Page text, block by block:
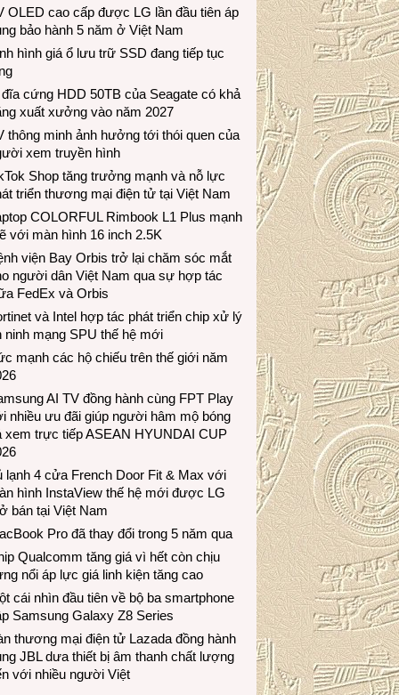
OLED cao cấp được LG lần đầu tiên áp
bảo hành 5 năm ở Việt Nam
hình giá ổ lưu trữ SSD đang tiếp tục
cứng HDD 50TB của Seagate có khả
xuất xưởng vào năm 2027
thông minh ảnh hưởng tới thói quen của
xem truyền hình
Shop tăng trưởng mạnh và nỗ lực
triển thương mại điện tử tại Việt Nam
COLORFUL Rimbook L1 Plus mạnh
với màn hình 16 inch 2.5K
viện Bay Orbis trở lại chăm sóc mắt
người dân Việt Nam qua sự hợp tác
FedEx và Orbis
và Intel hợp tác phát triển chip xử lý
ninh mạng SPU thế hệ mới
mạnh các hộ chiếu trên thế giới năm
AI TV đồng hành cùng FPT Play
nhiều ưu đãi giúp người hâm mộ bóng
xem trực tiếp ASEAN HYUNDAI CUP
lạnh 4 cửa French Door Fit & Max với
hình InstaView thế hệ mới được LG
bán tại Việt Nam
Pro đã thay đổi trong 5 năm qua
Qualcomm tăng giá vì hết còn chịu
nổi áp lực giá linh kiện tăng cao
cái nhìn đầu tiên về bộ ba smartphone
Samsung Galaxy Z8 Series
thương mại điện tử Lazada đồng hành
JBL dưa thiết bị âm thanh chất lượng
với nhiều người Việt